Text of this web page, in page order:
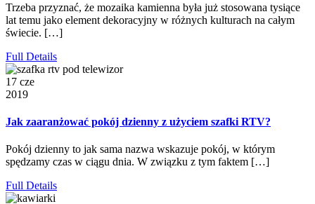
Trzeba przyznać, że mozaika kamienna była już stosowana tysiące
lat temu jako element dekoracyjny w różnych kulturach na całym
świecie. […]
Full Details
17 cze
2019
Jak zaaranżować pokój dzienny z użyciem szafki RTV?
Pokój dzienny to jak sama nazwa wskazuje pokój, w którym
spędzamy czas w ciągu dnia. W związku z tym faktem […]
Full Details